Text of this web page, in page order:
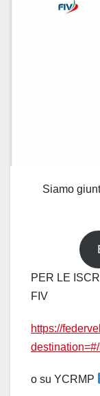
Siamo
PER LE
FIV
https://
o su YCRMP